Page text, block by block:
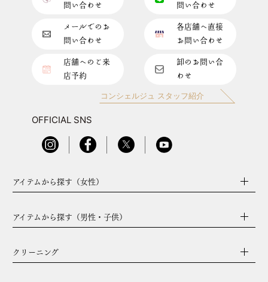
問い合わせ
問い合わせ
メールでのお
問い合わせ
各店舗へ直接
お問い合わせ
店舗へのご来
店予約
卸のお問い合
わせ
コンシェルジュ スタッフ紹介
OFFICIAL SNS
アイテムから探す（女性）
アイテムから探す（男性・子供）
クリーニング